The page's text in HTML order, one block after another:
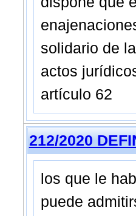
solidario de
actos
artículo 62
212/2020
los que le
puede